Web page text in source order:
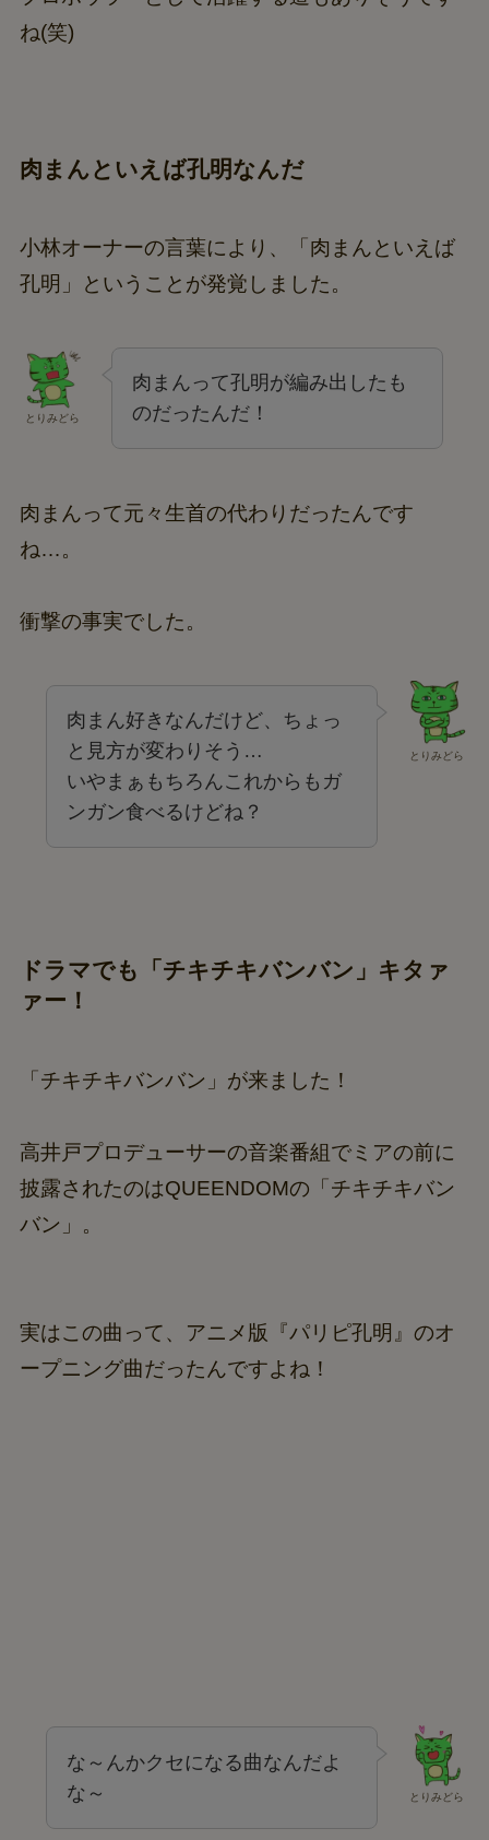
ね(笑)
肉まんといえば孔明なんだ
小林オーナーの言葉により、「肉まんといえば
孔明」ということが発覚しました。
とりみどら
肉まんって孔明が編み出したも
のだったんだ！
肉まんって元々生首の代わりだったんです
ね…。
衝撃の事実でした。
とりみどら
肉まん好きなんだけど、ちょっ
と見方が変わりそう…
いやまぁもちろんこれからもガ
ンガン食べるけどね？
ドラマでも「チキチキバンバン」キタァ
ァー！
「チキチキバンバン」が来ました！
高井戸プロデューサーの音楽番組でミアの前に
披露されたのはQUEENDOMの「チキチキバン
バン」。
実はこの曲って、アニメ版『パリピ孔明』のオ
ープニング曲だったんですよね！
とりみどら
な～んかクセになる曲なんだよ
な～